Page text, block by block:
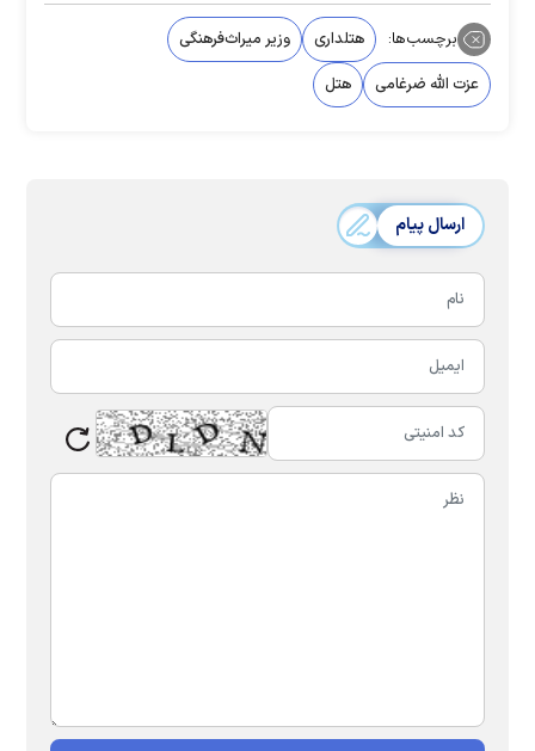
برچسب‌ها: هتلداری
وزیر میراث‌فرهنگی
عزت الله ضرغامی
هتل‌
ارسال پیام